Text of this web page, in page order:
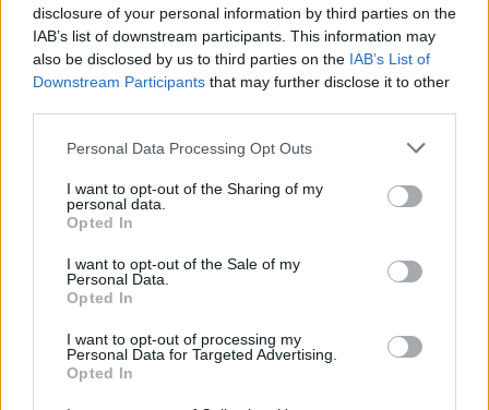
disclosure of your personal information by third parties on the
IAB’s list of downstream participants. This information may
also be disclosed by us to third parties on the IAB’s List of
Downstream Participants that may further disclose it to other
Please note that this website/app uses one or more Google
not limited to your visit or usage behaviour. You may click to
grant or deny consent to Google and its third-party tags to
use your data for below specified purposes in below Google
consent section.
Personal Data Processing Opt Outs
I want to opt-out of the Sharing of my
personal data.
Opted In
I want to opt-out of the Sale of my
Personal Data.
Opted In
I want to opt-out of processing my
Personal Data for Targeted Advertising.
Opted In
A fesztivál izgalmas színfoltjának ígérkezik az
ULRICH SEIDL ÉS A ROSSZFIÚK című portréfilm,
melyben először láthatjuk munka közben a sokat
vitatott osztrák rendezőt. Siedl élettársa és állandó
alkotótársa, Veronika Franz ezúttal első
nagyjátékfilmjével mutatkozik be a programban. A
art horrorban egy ikerpár kételkedni kezd, hogy
valóban az anyjuk-e az arcműtétről hazatért,